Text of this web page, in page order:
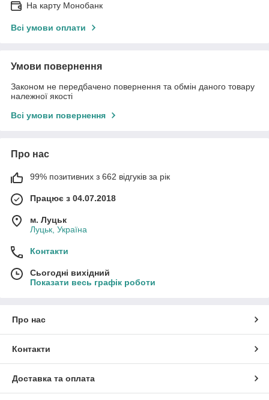
На карту Монобанк
Всі умови оплати
Умови повернення
Законом не передбачено повернення та обмін даного товару
належної якості
Всі умови повернення
Про нас
99% позитивних з 662 відгуків за рік
Працює з 04.07.2018
м. Луцьк
Луцьк, Україна
Контакти
Сьогодні вихідний
Показати весь графік роботи
Про нас
Контакти
Доставка та оплата